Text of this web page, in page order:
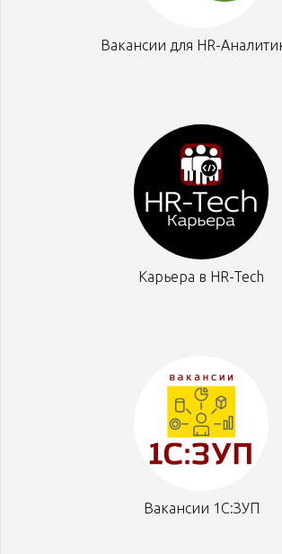
Вакансии для HR-
Карьера в HR-Tech
Вакансии 1С:ЗУП